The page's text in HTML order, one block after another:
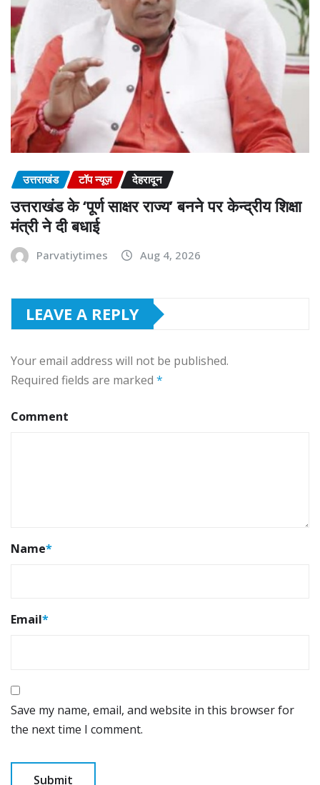
उत्तराखंड टॉप न्यूज़ देहरादून
उत्तराखंड के ‘पूर्ण साक्षर राज्य’ बनने पर केन्द्रीय शिक्षा
मंत्री ने दी बधाई
Parvatiytimes Aug 4, 2026
LEAVE A REPLY
Your email address will not be published.
Required fields are marked *
Comment
Name*
Email*
Save my name, email, and website in this browser for
the next time I comment.